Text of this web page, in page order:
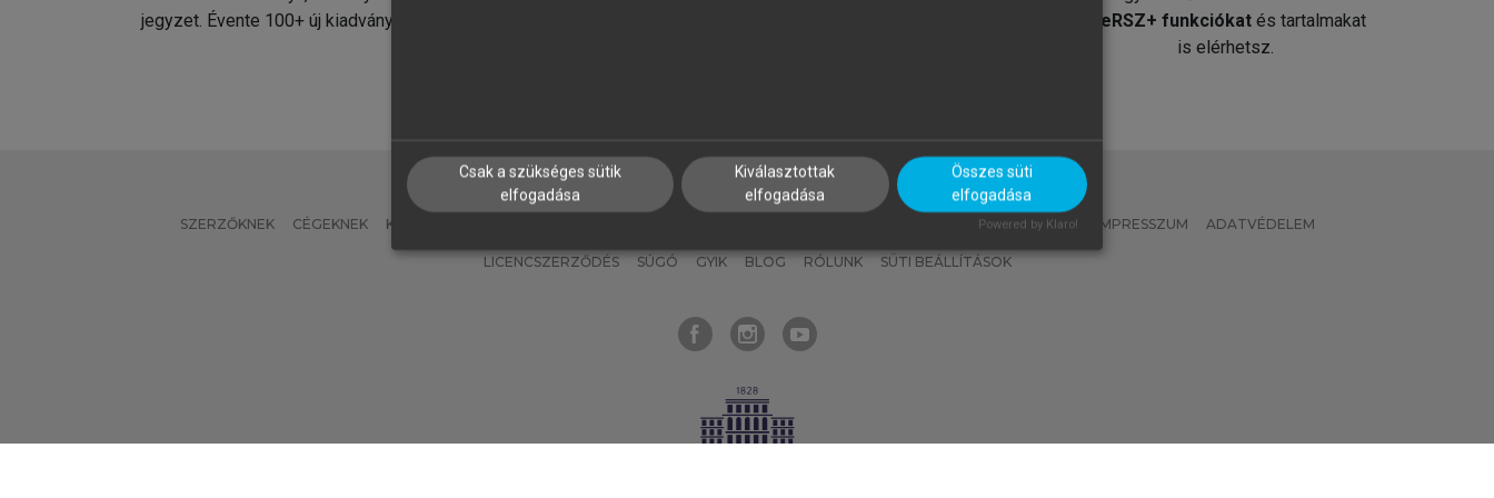
jegyzet. Évente 100+ új kiadvány.
MeRSZ+ funkciókat és tartalmakat
is elérhetsz.
SZERZŐKNEK CÉGEKNEK KÖNYVTÁROSOKNAK MI – ÁLTALÁNOS IRÁNYELVEK IMPRESSZUM ADATVÉDELEM
LICENCSZERZŐDÉS SÚGÓ GYIK BLOG RÓLUNK SÜTI BEÁLLÍTÁSOK
Csak a szükséges sütik
elfogadása
Kiválasztottak
elfogadása
Összes süti
elfogadása
Powered by Klaro!